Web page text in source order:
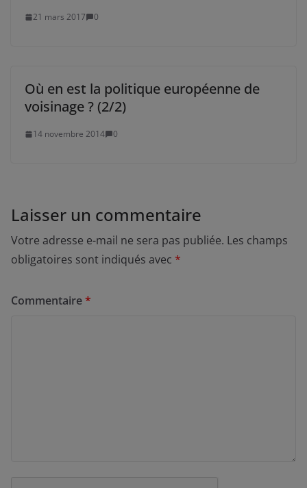
21 mars 2017 0
Où en est la politique européenne de
voisinage ? (2/2)
14 novembre 2014 0
Laisser un commentaire
Votre adresse e-mail ne sera pas publiée. Les champs
obligatoires sont indiqués avec *
Commentaire*